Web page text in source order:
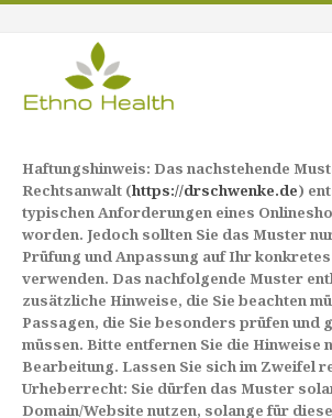
Haftungshinweis: Das nachstehende
Rechtsanwalt (https://drschwenke.de)
typischen Anforderungen eines
worden. Jedoch sollten Sie das Muster
Prüfung und Anpassung auf Ihr
verwenden. Das nachfolgende Muster
zusätzliche Hinweise, die Sie beachten
Passagen, die Sie besonders prüfen und
müssen. Bitte entfernen Sie die Hinweise
Bearbeitung. Lassen Sie sich im Zweifel
Urheberrecht: Sie dürfen das Muster
Domain/Website nutzen, solange für